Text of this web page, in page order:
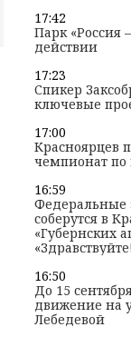
17:42
Парк «Россия
действии
17:23
Спикер
ключевые
17:00
Красноярцев
чемпионат по
16:59
Федеральные
соберутся в
«Губернских
16:50
До 15
движение на
Лебедевой